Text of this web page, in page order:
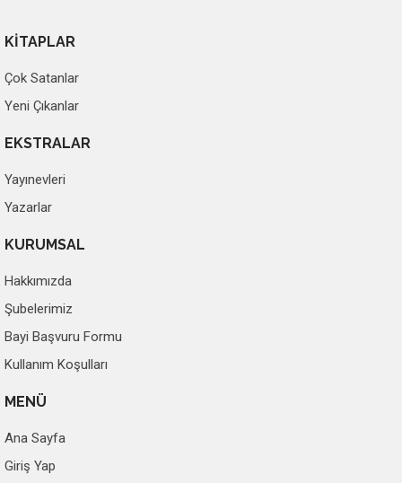
KİTAPLAR
Çok Satanlar
Yeni Çıkanlar
EKSTRALAR
Yayınevleri
Yazarlar
KURUMSAL
Hakkımızda
Şubelerimiz
Bayi Başvuru Formu
Kullanım Koşulları
MENÜ
Ana Sayfa
Giriş Yap